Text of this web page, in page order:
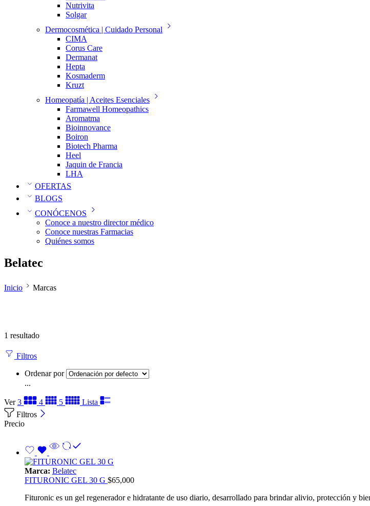
Nutrivita
Solgar
Dermocosmética | Cuidado Personal
CIMA
Corus Care
Dermanat
Hepta
Kosmaderm
Kruzt
Homeopatía | Aceites Esenciales
Farmawell Homeopathics
Aromatma
Bioinnovance
Boiron
Biotech Pharma
Heel
Jaquin de Francia
LHA
OFERTAS
BLOGS
CONÓCENOS
Conoce a nuestro director médico
Conoce nuestras Farmacias
Quiénes somos
Belatec
Inicio Marcas
1 resultado
Filtros
Ordenar por
...
Ver3 4 5
Lista
Filtros
Precio
Marca: Belatec
FITURONIC GEL 30 G $65,000
Fituronic es un gel regenerador e hidratante de uso diario, desarrollado para brindar alivio, protección y